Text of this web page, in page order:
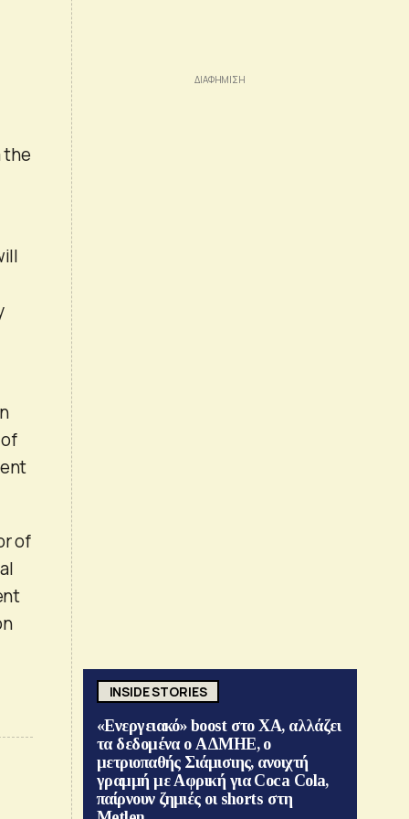
the
of
INSIDE STORIES
«Ενεργειακό» boost στο ΧΑ, αλλάζει
τα δεδομένα ο ΑΔΜΗΕ, ο
μετριοπαθής Σιάμισιης, ανοιχτή
γραμμή με Αφρική για Coca Cola,
παίρνουν ζημιές οι shorts στη